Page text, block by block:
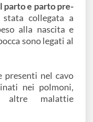
parto e parto pre-
collegata a
alla nascita e
sono legati al
presenti nel cavo
nei polmoni,
altre malattie